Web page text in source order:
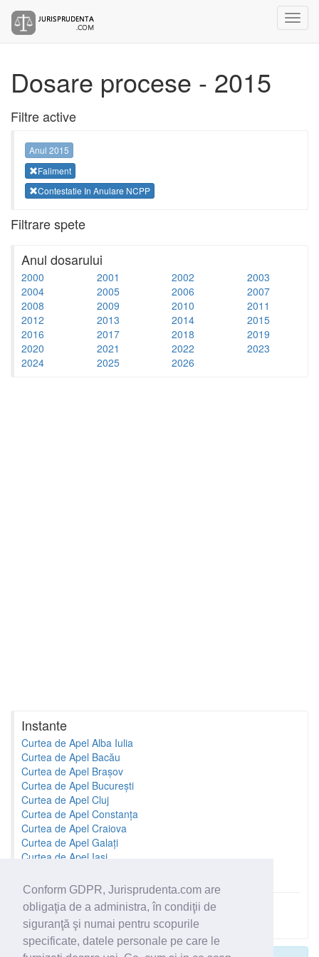
Conform GDPR, Jurisprudenta.com are
obligaţia de a administra, în condiţii de
siguranţă şi numai pentru scopurile
specificate, datele personale pe care le
Dosare procese - 2015
Filtre active
Anul 2015
Faliment
Contestatie In Anulare NCPP
Filtrare spete
Anul dosarului
2000 2001 2002
2003
2004
2005 2006
2007
2008
2009 2010
2011
2012
2013 2014
2015
2016
2017 2018
2019
2020
2021 2022
2023
2024
2025 2026
Instante
Curtea de Apel Alba Iulia
Curtea de Apel Bacău
Curtea de Apel Brașov
Curtea de Apel București
Curtea de Apel Cluj
Curtea de Apel Constanța
Curtea de Apel Craiova
Curtea de Apel Galați
Curtea de Apel Iași
Toate instantele